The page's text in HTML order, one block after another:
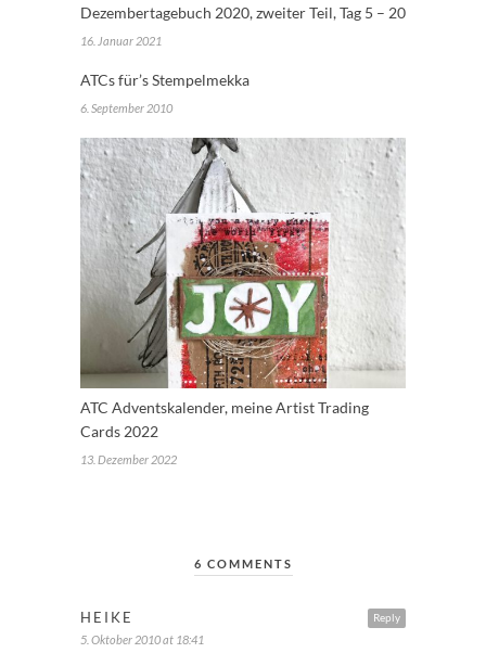
Dezembertagebuch 2020, zweiter Teil, Tag 5 – 20
16. Januar 2021
ATCs für’s Stempelmekka
6. September 2010
ATC Adventskalender, meine Artist Trading
Cards 2022
13. Dezember 2022
6 COMMENTS
Reply
HEIKE
5. Oktober 2010 at 18:41